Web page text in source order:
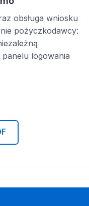
obsługa wniosku
pożyczkodawcy:
logowania